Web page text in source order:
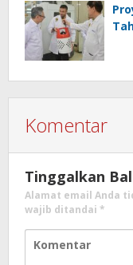
Komentar
Tinggalkan
Alamat email Anda
wajib ditandai *